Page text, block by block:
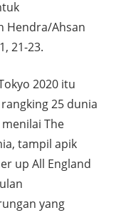
Hendra/Ahsan
21-23.
2020 itu
25 dunia
The
tampil apik
up All England
yang